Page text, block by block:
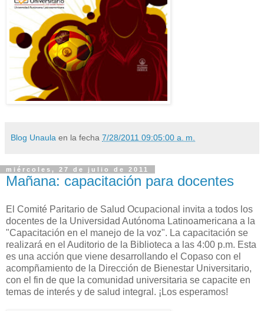
Blog Unaula en la fecha 7/28/2011 09:05:00 a. m.
miércoles, 27 de julio de 2011
Mañana: capacitación para docentes
El Comité Paritario de Salud Ocupacional invita a todos los
docentes de la Universidad Autónoma Latinoamericana a la
"Capacitación en el manejo de la voz". La capacitación se
realizará en el Auditorio de la Biblioteca a las 4:00 p.m. Esta
es una acción que viene desarrollando el Copaso con el
acompñamiento de la Dirección de Bienestar Universitario,
con el fin de que la comunidad universitaria se capacite en
temas de interés y de salud integral. ¡Los esperamos!